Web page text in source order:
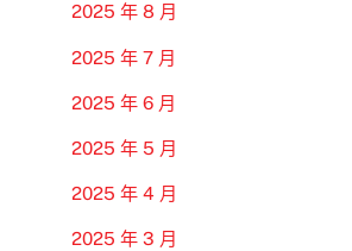
2025 年 8 月
2025 年 7 月
2025 年 6 月
2025 年 5 月
2025 年 4 月
2025 年 3 月